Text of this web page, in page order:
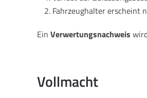
Fahrzeughalter erscheint
Ein Verwertungsnachweis
Vollmacht